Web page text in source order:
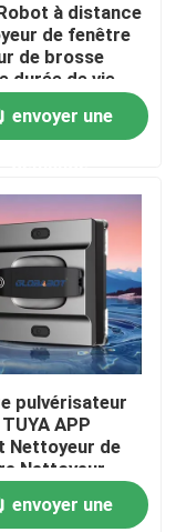
à distance
de fenêtre
de brosse
durée de vie
envoyer une
pulvérisateur
APP
Nettoyeur de
Nettoyeur
envoyer une